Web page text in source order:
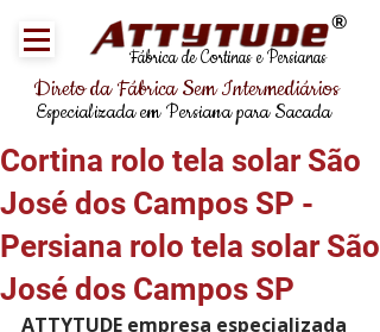
Fábrica de Cortinas e Persianas
®
Direto da Fábrica Sem Intermediários
Especializada em Persiana para Sacada
Cortina rolo tela solar São
José dos Campos SP -
Persiana rolo tela solar São
José dos Campos SP
ATTYTUDE empresa especializada